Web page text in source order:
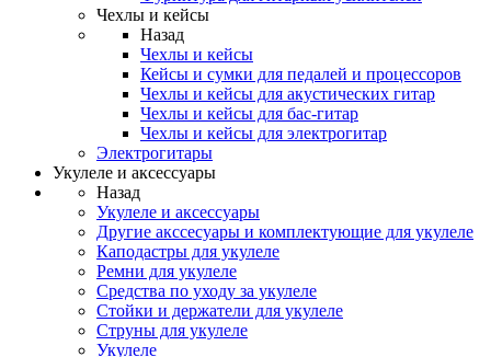
Чехлы и кейсы
Назад
Чехлы и кейсы
Кейсы и сумки для педалей и процессоров
Чехлы и кейсы для акустических гитар
Чехлы и кейсы для бас-гитар
Чехлы и кейсы для электрогитар
Электрогитары
Укулеле и аксессуары
Назад
Укулеле и аксессуары
Другие акссесуары и комплектующие для укулеле
Каподастры для укулеле
Ремни для укулеле
Средства по уходу за укулеле
Стойки и держатели для укулеле
Струны для укулеле
Укулеле